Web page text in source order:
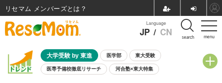
menu
Language
JP / CN search
大学受験 by 東進 医学部 東大受験
医専予備校徹底リサーチ 河合塾×東大特集
リセマム メンバーズ